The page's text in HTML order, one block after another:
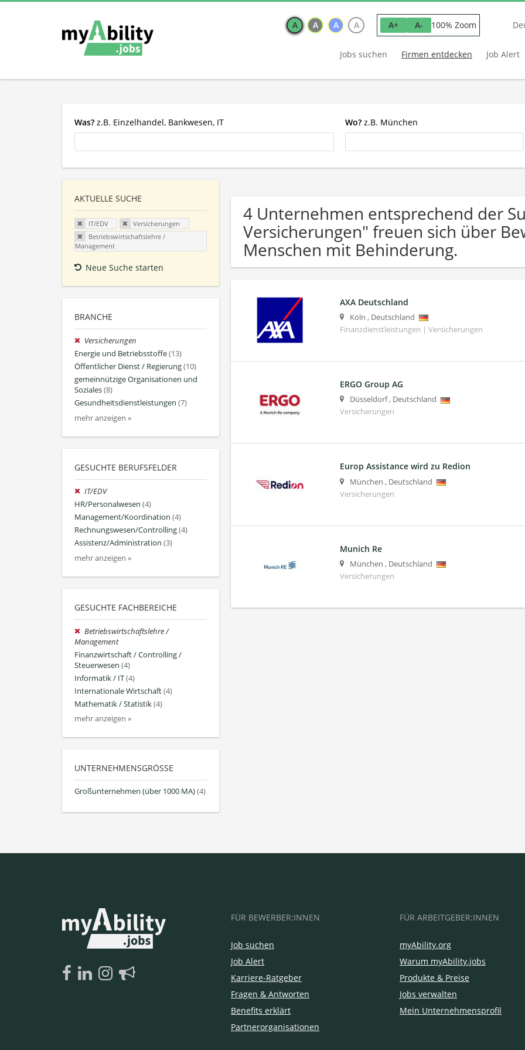
A A A A A+ A- 100% Zoom
Jobs suchen Firmen entdecken Job Alert
Was? z.B. Einzelhandel, Bankwesen, IT Wo? z.B. München
AKTUELLE SUCHE
IT/EDV
Versicherungen
Betriebswirtschaftslehre /
Management
Neue Suche starten
BRANCHE
Versicherungen
Energie und Betriebsstoffe(13)
Öffentlicher Dienst / Regierung(10)
gemeinnützige Organisationen und
Soziales(8)
Gesundheitsdienstleistungen (7)
mehr anzeigen »
GESUCHTE BERUFSFELDER
IT/EDV
HR/Personalwesen (4)
Management/Koordination (4)
Rechnungswesen/Controlling(4)
Assistenz/Administration (3)
mehr anzeigen »
GESUCHTE FACHBEREICHE
Betriebswirtschaftslehre /
Management
Finanzwirtschaft / Controlling /
Steuerwesen (4)
Informatik / IT(4)
Internationale Wirtschaft(4)
Mathematik / Statistik(4)
mehr anzeigen »
UNTERNEHMENSGRÖSSE
Großunternehmen (über 1000 MA)(4)
4 Unternehmen entsprechend der
Versicherungen" freuen sich über
Menschen mit Behinderung.
AXA Deutschland
Köln , Deutschland
Finanzdienstleistungen | Versicherungen
ERGO Group AG
Düsseldorf, Deutschland
Versicherungen
Europ Assistance wird zu Redion
München , Deutschland
Versicherungen
Munich Re
München , Deutschland
Versicherungen
FÜR BEWERBER:INNEN
Job suchen
Job Alert
Karriere-Ratgeber
Fragen & Antworten
Benefits erklärt
Partnerorganisationen
FÜR ARBEITGEBER:INNEN
myAbility.org
Warum myAbility.jobs
Produkte & Preise
Jobs verwalten
Mein Unternehmensprofil